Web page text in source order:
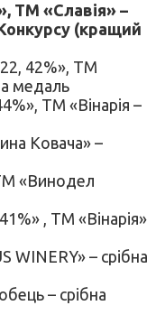
ТМ «Славія» –
(кращий
42%», ТМ
медаль
ТМ «Вінарія –
Ковача» –
«Винодел
, ТМ «Вінарія»
WINERY» – срібна
– срібна